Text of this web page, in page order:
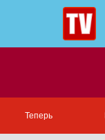
Теперь